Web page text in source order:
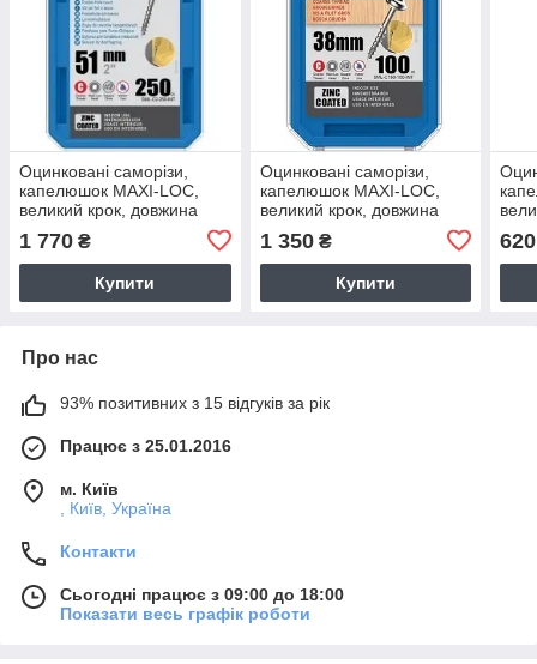
Оцинковані саморізи,
капелюшок MAXI-LOC,
великий крок, довжина
1 770 ₴
Купити
Оцинковані саморізи,
капелюшок MAXI-LOC,
великий крок, довжина
1 350₴
Купити
620
Про нас
93% позитивних з 15 відгуків за рік
Працює з 25.01.2016
м. Київ
, Київ, Україна
Контакти
Сьогодні працює з 09:00 до 18:00
Показати весь графік роботи